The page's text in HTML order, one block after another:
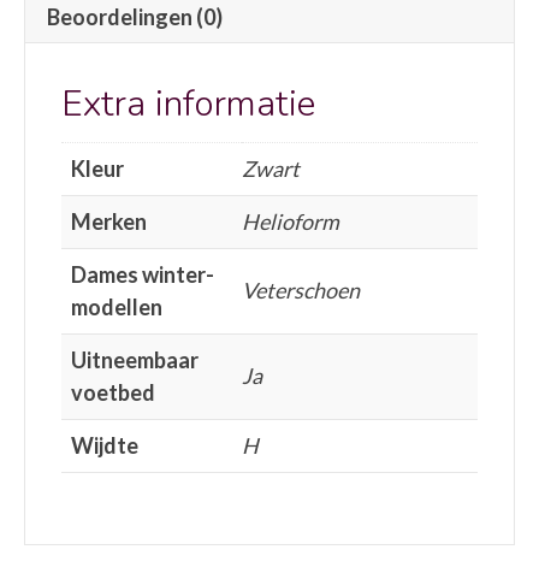
Beoordelingen (0)
Extra informatie
Kleur
Zwart
Merken
Helioform
Dames winter-
modellen
Veterschoen
Uitneembaar
voetbed
Ja
Wijdte H